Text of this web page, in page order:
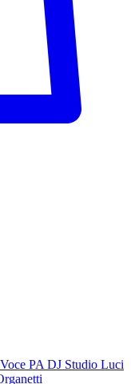
Voce PA DJ Studio Luci